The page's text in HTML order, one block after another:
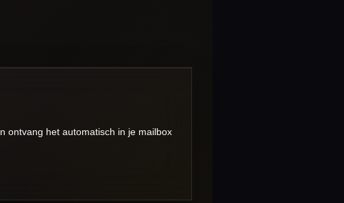
ontvang het automatisch in je mailbox